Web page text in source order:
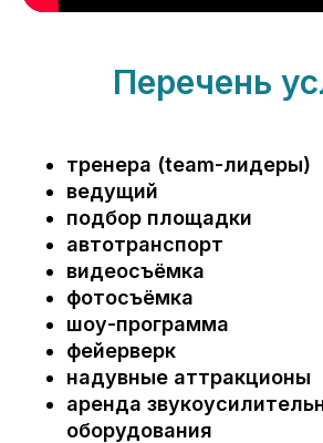
Перечень
тренера (team-лидеры)
ведущий
подбор площадки
автотранспорт
видеосъёмка
фотосъёмка
шоу-программа
фейерверк
надувные аттракционы
аренда
оборудования